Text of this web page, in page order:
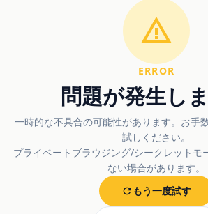
ERROR
問題が発生し
一時的な不具合の可能性があります。お手
試しください。
プライベートブラウジング/シークレットモ
ない場合があります。
もう一度試す